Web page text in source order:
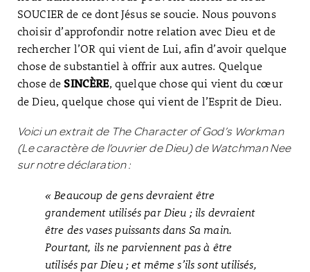
SOUCIER de ce dont Jésus se soucie. Nous pouvons
choisir d’approfondir notre relation avec Dieu et de
rechercher l’OR qui vient de Lui, afin d’avoir quelque
chose de substantiel à offrir aux autres. Quelque
chose de SINCÈRE, quelque chose qui vient du cœur
de Dieu, quelque chose qui vient de l’Esprit de Dieu.
Voici un extrait de The Character of God’s Workman
(Le caractère de l’ouvrier de Dieu) de Watchman Nee
sur notre déclaration :
« Beaucoup de gens devraient être
grandement utilisés par Dieu ; ils devraient
être des vases puissants dans Sa main.
Pourtant, ils ne parviennent pas à être
utilisés par Dieu ; et même s’ils sont utilisés,